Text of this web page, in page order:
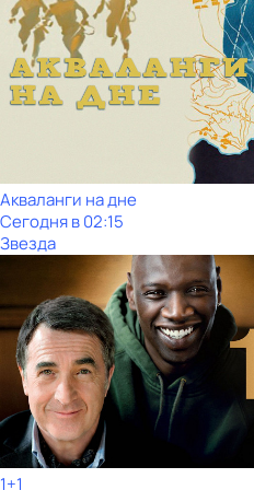
Акваланги на дне
Сегодня в 02:15
Звезда
1+1